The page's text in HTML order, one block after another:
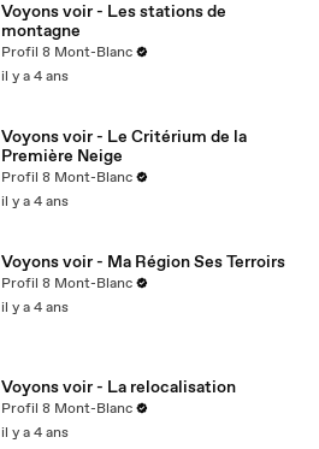
Voyons voir - Les stations de
montagne
Profil 8 Mont-Blanc
il y a 4 ans
Voyons voir - Le Critérium de la
Première Neige
Profil 8 Mont-Blanc
il y a 4 ans
Voyons voir - Ma Région Ses Terroirs
Profil 8 Mont-Blanc
il y a 4 ans
Voyons voir - La relocalisation
Profil 8 Mont-Blanc
il y a 4 ans